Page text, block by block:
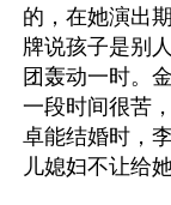
的，在她演出
牌说孩子是别
团轰动一时。
一段时间很苦
卓能结婚时，
儿媳妇不让给